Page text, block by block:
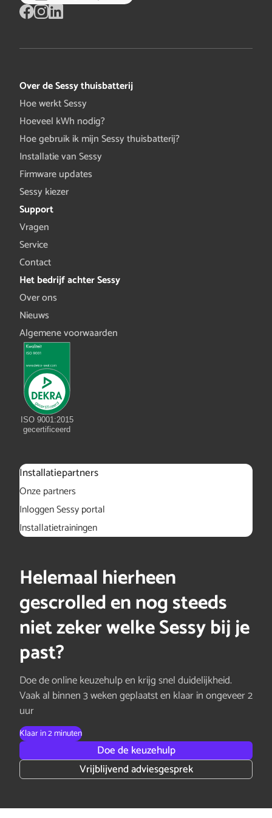
Over de Sessy thuisbatterij
Hoe werkt Sessy
Hoeveel kWh nodig?
Hoe gebruik ik mijn Sessy thuisbatterij?
Installatie van Sessy
Firmware updates
Sessy kiezer
Support
Vragen
Service
Contact
Het bedrijf achter Sessy
Over ons
Nieuws
Algemene voorwaarden
ISO 9001:2015
gecertificeerd
Installatiepartners
Onze partners
Inloggen Sessy portal
Installatietrainingen
Helemaal hierheen
gescrolled en nog steeds
niet zeker welke Sessy bij je
past?
Doe de online keuzehulp en krijg snel duidelijkheid.
Vaak al binnen 3 weken geplaatst en klaar in ongeveer 2
uur
Klaar in 2 minuten
Doe de keuzehulp
Vrijblijvend adviesgesprek